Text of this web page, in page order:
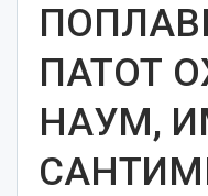
ПАТОТ
НАУМ,